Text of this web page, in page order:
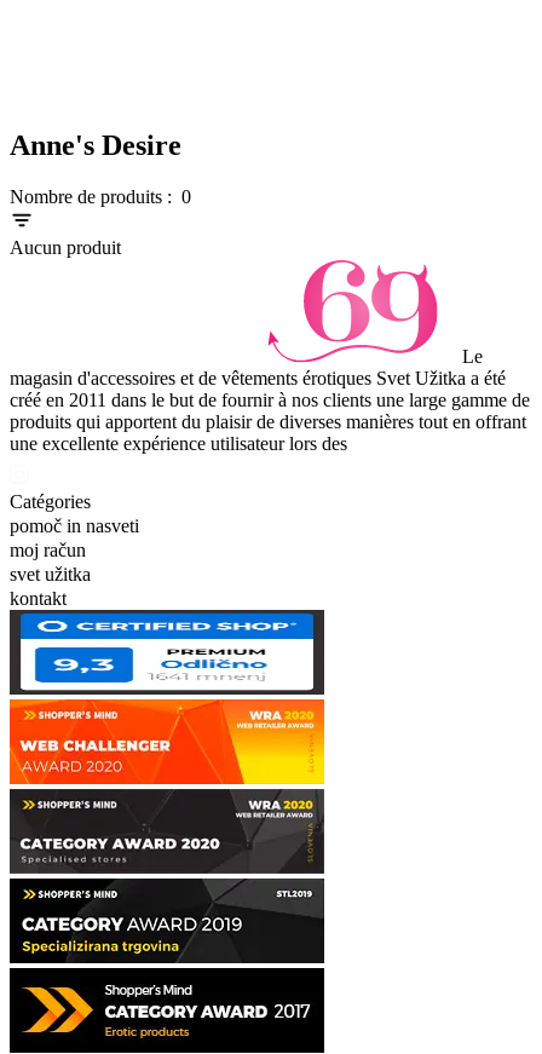
Anne's Desire
Nombre de produits : 0
Aucun produit
Le
magasin d'accessoires et de vêtements érotiques Svet Užitka a été
créé en 2011 dans le but de fournir à nos clients une large gamme de
produits qui apportent du plaisir de diverses manières tout en offrant
une excellente expérience utilisateur lors des
Catégories
pomoč in nasveti
moj račun
svet užitka
kontakt